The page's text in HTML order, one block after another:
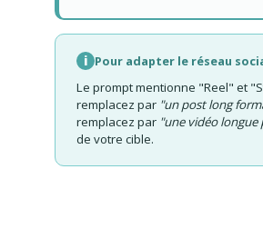
i Pour adapter le réseau
Le prompt mentionne "Reel" et
remplacez par "un post long
remplacez par "une vidéo
de votre cible.